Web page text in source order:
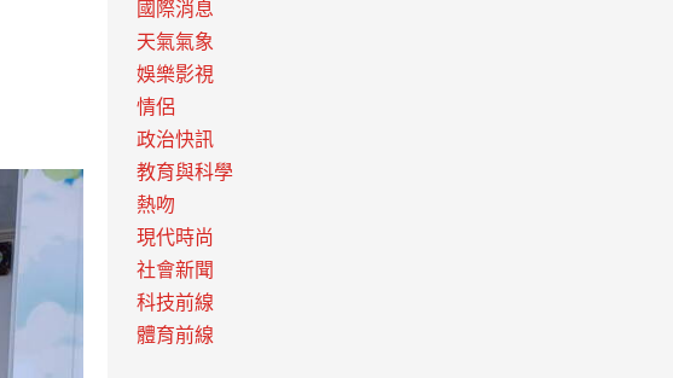
國際消息
天氣氣象
娛樂影視
情侶
政治快訊
教育與科學
熱吻
現代時尚
社會新聞
科技前線
體育前線